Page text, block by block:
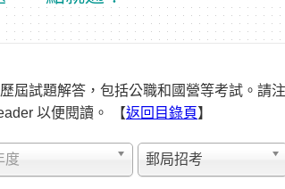
屆試題解答，包括公職和國營等考試。請
以便閱讀。 【返回目錄頁】
度 郵局招考